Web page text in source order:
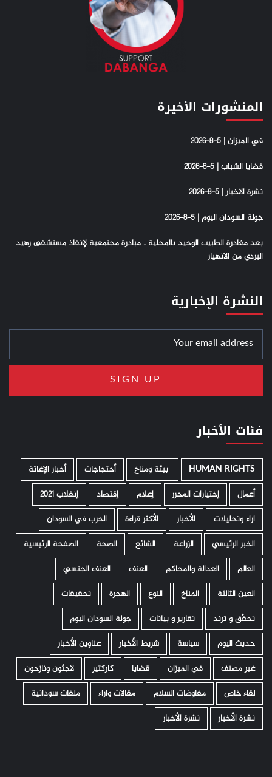
المنشورات الأخيرة
في الميزان | 5-8-2026
قضايا الشباب | 5-8-2026
نشرة الاخبار | 5-8-2026
جولة السودان اليوم | 5-8-2026
بعد مغادرة الطبيب الوحيد بالمحلية .. مبادرة مجتمعية لإنقاذ مستشفى رهيد
البردي من الانهيار
النشرة الإخبارية
فئات الأخبار
HUMAN RIGHTS ­ بيئة ومناخ أحتجاجات
أخبار الإغاثة
أعمال
إختيارات المحرر إعلام إقتصاد
إنقلاب 2021
اراء وتحليلات
الأخبار الأكثر قراءة
الحرب في السودان
الخبر الرئيسي
الزراعة الشائع الصحة
الصفحة الرئيسية
العالم
العدالة والمحاكم العنف
العنف الجنسي
العين الثالثة
المناخ النوع الهجرة
تحقيقات
تحقّق و ترند
تقارير و بيانات
جولة السودان اليوم
حديث اليوم
سياسة شريط الأخبار
عناوين الأخبار
غير مصنف
في الميزان قضايا كاركتير
لاجئون ونازحون
لقاء خاص
مفاوضات السلام مقالات واراء
ملفات سودانية
نشرة الأخبار
نشرة الأخبار